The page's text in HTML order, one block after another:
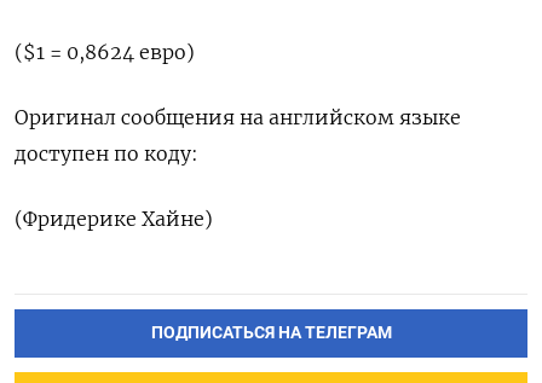
($1 = 0,8624 евро)
Оригинал сообщения на английском языке
доступен по коду:
(Фридерике Хайне)
ПОДПИСАТЬСЯ НА ТЕЛЕГРАМ